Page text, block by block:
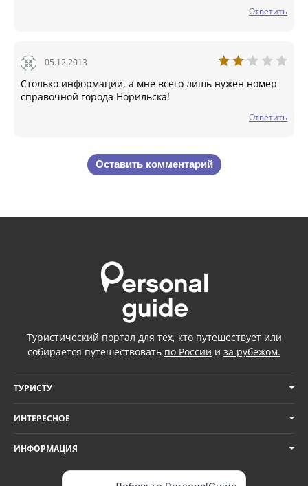
Ответить
05.12.2013
Столько информации, а мне всего лишь нужен номер
справочной города Норильска!
Ответить
Оставить комментарий
Туристический портал для тех, кто путешествует или
собирается путешествовать по России и за рубежом.
ТУРИСТУ
ИНТЕРЕСНОЕ
ИНФОРМАЦИЯ